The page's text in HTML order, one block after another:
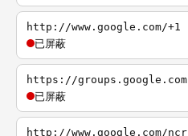
http://www.google.com/+1
已屏蔽
https://groups.google.com
已屏蔽
http://www.google.com/ncr